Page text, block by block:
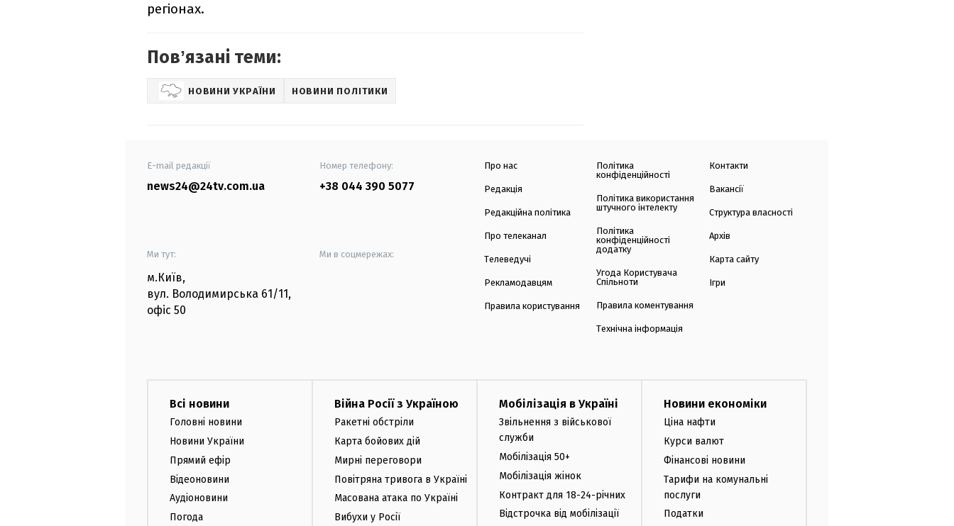
регіонах.
Повʼязані теми:
НОВИНИ УКРАЇНИ НОВИНИ ПОЛІТИКИ
E-mail редакції
news24@24tv.com.ua
Номер телефону:
+38 044 390 5077
Ми тут:
м.Київ,
вул. Володимирська 61/11,
офіс 50
Ми в соцмережах:
Про нас
Редакція
Редакційна політика
Про телеканал
Телеведучі
Рекламодавцям
Правила користування
Політика
конфіденційності
Політика використання
штучного інтелекту
Політика
конфіденційності
додатку
Угода Користувача
Спільноти
Правила коментування
Технічна інформація
Контакти
Вакансії
Структура власності
Архів
Карта сайту
Ігри
Всі новини
Головні новини
Новини України
Прямий ефір
Відеоновини
Аудіоновини
Погода
Війна Росії з Україною
Ракетні обстріли
Карта бойових дій
Мирні переговори
Повітряна тривога в Україні
Масована атака по Україні
Вибухи у Росії
Мобілізація в Україні
Звільнення з військової
служби
Мобілізація 50+
Мобілізація жінок
Контракт для 18-24-річних
Відстрочка від мобілізації
Новини економіки
Ціна нафти
Курси валют
Фінансові новини
Тарифи на комунальні
послуги
Податки